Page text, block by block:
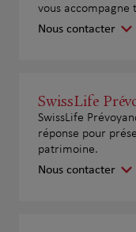
vous accompagne
Nous contacter
SwissLife
SwissLife
réponse pour
patrimoine.
Nous contacter